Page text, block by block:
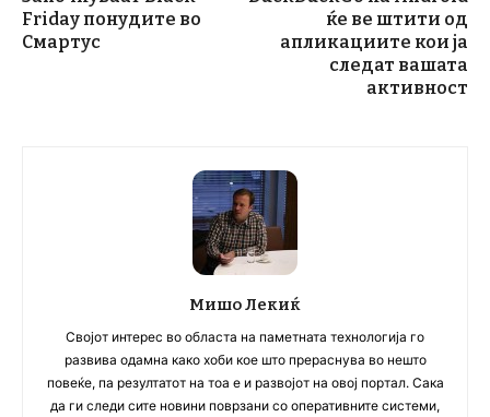
Friday понудите во
Смартус
ќе ве штити од
апликациите кои ја
следат вашата
активност
Мишо Лекиќ
Својот интерес во областа на паметната технологија го
развива одамна како хоби кое што прераснува во нешто
повеќе, па резултатот на тоа е и развојот на овој портал. Сака
да ги следи сите новини поврзани со оперативните системи,